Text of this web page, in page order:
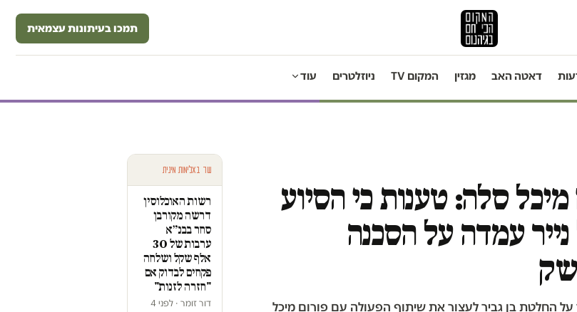
תמכו בעיתונות עצמאית
דאטה האב מגזין המקום TV ניוזלטרים עוד
סלה: טענות כי הסיוע
עמדה על הסכנה
החלטת בן גביר לעצור את שיתוף הפעולה עם פורום מיכל
עוד באלימות מינית
רשות האוכלוסין
דרשה מקורבן
סחר בבנ״א
ערבות של 30
אלף שקל ושלחה
פקחים לבדוק אם
"חזרה לזנות"
דור זומר · לפני 4